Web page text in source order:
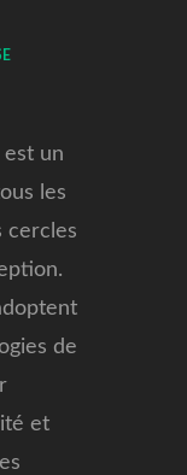
un
les
cercles
de
et